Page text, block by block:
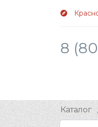
8
Каталог